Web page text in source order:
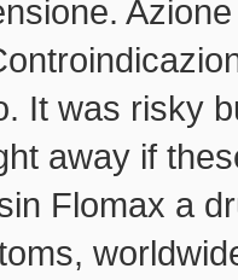
It was risky
away if
Flomax a